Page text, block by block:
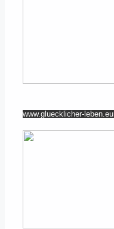
www.gluecklicher-leben.eu